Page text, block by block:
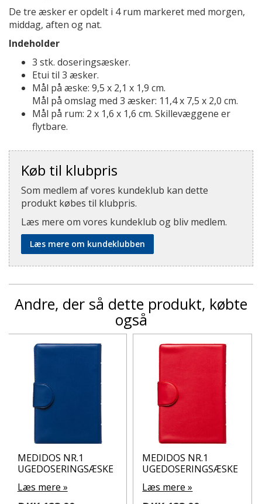
De tre æsker er opdelt i 4 rum markeret med morgen,
middag, aften og nat.
Indeholder
3 stk. doseringsæsker.
Etui til 3 æsker.
Mål på æske: 9,5 x 2,1 x 1,9 cm.
Mål på omslag med 3 æsker: 11,4 x 7,5 x 2,0 cm.
Mål på rum: 2 x 1,6 x 1,6 cm. Skillevæggene er
flytbare.
Køb til klubpris
Som medlem af vores kundeklub kan dette
produkt købes til klubpris.
Læs mere om vores kundeklub og bliv medlem.
Læs mere om kundeklubben
Andre, der så dette produkt, købte
også
MEDIDOS NR.1
UGEDOSERINGSÆSKE
Læs mere »
MEDIDOS NR.1
UGEDOSERINGSÆSKE
Læs mere »